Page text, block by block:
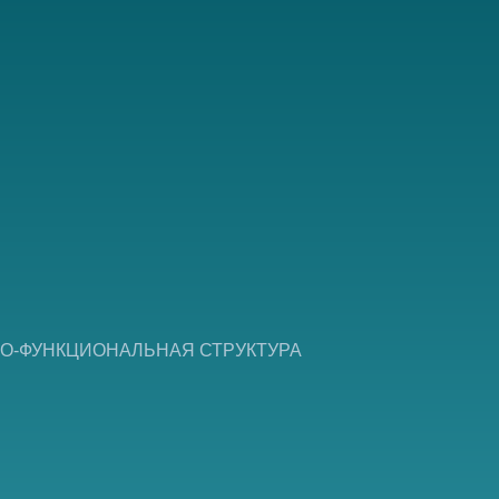
ФУНКЦИОНАЛЬНАЯ СТРУКТУРА